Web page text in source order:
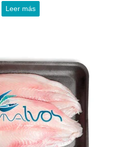
Leer más